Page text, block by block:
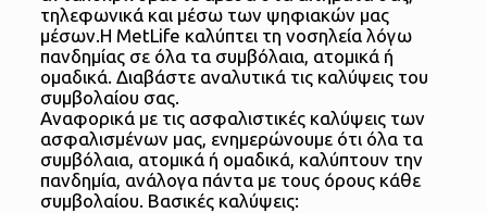
τηλεφωνικά και μέσω των ψηφιακών μας
μέσων.Η ΜеtLife καλύπτει τη νοσηλεία λόγω
πανδημίας σε όλα τα συμβόλαια, ατομικά ή
ομαδικά. Διαβάστε αναλυτικά τις καλύψεις του
συμβολαίου σας.
Αναφορικά με τις ασφαλιστικές καλύψεις των
ασφαλισμένων μας, ενημερώνουμε ότι όλα τα
συμβόλαια, ατομικά ή ομαδικά, καλύπτουν την
πανδημία, ανάλογα πάντα με τους όρους κάθε
συμβολαίου. Βασικές καλύψεις: